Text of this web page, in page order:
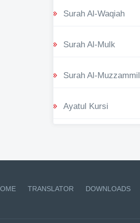
Surah Al-Waqiah
Surah Al-Mulk
Surah Al-Muzzammil
Ayatul Kursi
TRANSLATOR DOWNLOADS